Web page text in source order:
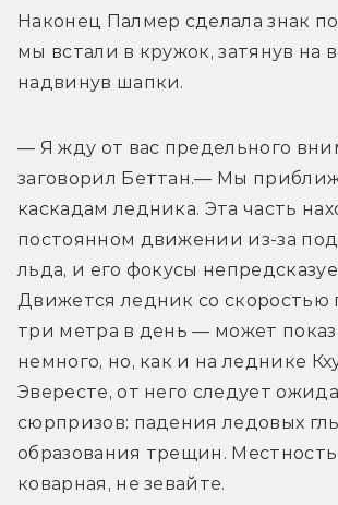
Наконец Палмер сделала знак
мы встали в кружок, затянув на
надвинув шапки.
— Я жду от вас предельного
заговорил Беттан.— Мы
каскадам ледника. Эта часть
постоянном движении из-за
льда, и его фокусы
Движется ледник со
три метра в день — может
немного, но, как и на леднике
Эвересте, от него следует
сюрпризов: падения ледовых
образования трещин. Местность
коварная, не зевайте.